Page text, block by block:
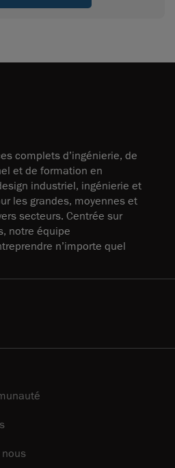
complets d’ingénierie, de
et de formation en
industriel, ingénierie et
les grandes, moyennes et
secteurs. Centrée sur
notre équipe
n’importe quel
nous